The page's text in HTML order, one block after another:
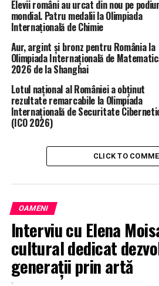
Elevii români au urcat din nou pe
mondial. Patru medalii la Olimpiada
Internațională de Chimie
Aur, argint și bronz pentru România la
Olimpiada Internațională de
2026 de la Shanghai
Lotul național al României a obținut
rezultate remarcabile la Olimpiada
Internațională de Securitate
(ICO 2026)
CLICK TO
OAMENI
Interviu cu Elena
cultural dedicat
generații prin artă